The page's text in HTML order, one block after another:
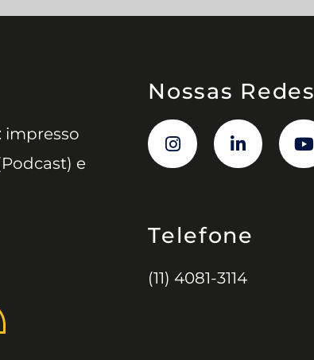
impresso
e
Nossas Redes
Telefone
(11) 4081-3114